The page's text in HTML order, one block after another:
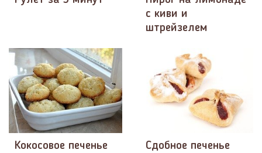
с киви и
штрейзелем
Кокосовое печенье
Сдобное печенье